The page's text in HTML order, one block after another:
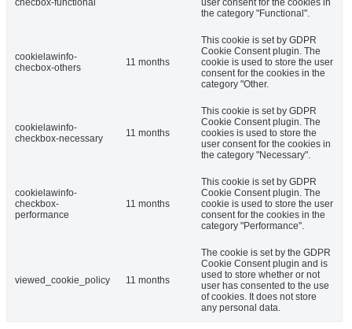
the category "Functional".
cookielawinfo-
checbox-others
11 months
This cookie is set by GDPR
Cookie Consent plugin. The
cookie is used to store the user
consent for the cookies in the
category "Other.
cookielawinfo-
checkbox-necessary
11 months
This cookie is set by GDPR
Cookie Consent plugin. The
cookies is used to store the
user consent for the cookies in
the category "Necessary".
cookielawinfo-
checkbox-
performance
11 months
This cookie is set by GDPR
Cookie Consent plugin. The
cookie is used to store the user
consent for the cookies in the
category "Performance".
viewed_cookie_policy 11 months
The cookie is set by the GDPR
Cookie Consent plugin and is
used to store whether or not
user has consented to the use
of cookies. It does not store
any personal data.